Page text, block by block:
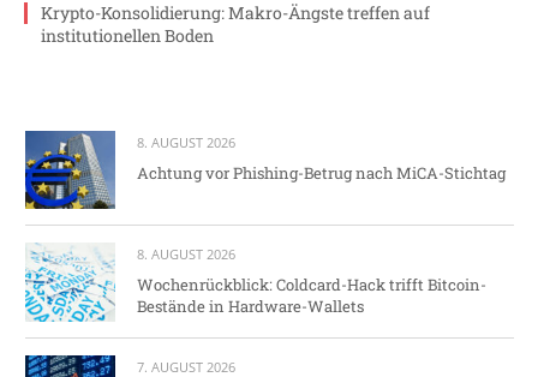
Krypto-Konsolidierung: Makro-Ängste treffen auf
institutionellen Boden
8. AUGUST 2026
Achtung vor Phishing-Betrug nach MiCA-Stichtag
8. AUGUST 2026
Wochenrückblick: Coldcard-Hack trifft Bitcoin-
Bestände in Hardware-Wallets
7. AUGUST 2026